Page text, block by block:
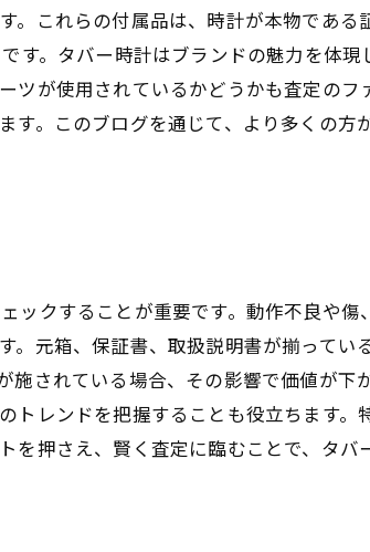
これらの付属品は、時計が本物である
す。タバー時計はブランドの魅力を体
が使用されているかどうかも査定のフ
。このブログを通じて、より多くの
クすることが重要です。動作不良や
元箱、保証書、取扱説明書が揃ってい
されている場合、その影響で価値が下
レンドを把握することも役立ちます
押さえ、賢く査定に臨むことで、タ